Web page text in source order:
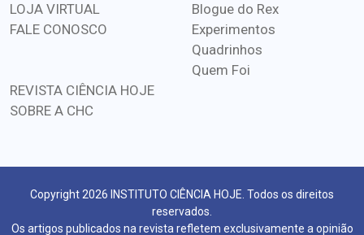
LOJA VIRTUAL
FALE CONOSCO
Blogue do Rex
Experimentos
Quadrinhos
Quem Foi
REVISTA CIÊNCIA HOJE
SOBRE A CHC
Copyright 2026 INSTITUTO CIÊNCIA HOJE. Todos os direitos
reservados.
Os artigos publicados na revista refletem exclusivamente a opinião